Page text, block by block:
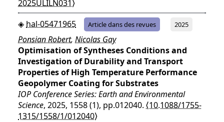
2025ULILN031⟩
hal-05471965
Article dans des revues 2025
Ponsian Robert, Nicolas Gay
Optimisation of Syntheses Conditions and
Investigation of Durability and Transport
Properties of High Temperature Performance
Geopolymer Coating for Substrates
IOP Conference Series: Earth and Environmental
Science, 2025, 1558 (1), pp.012040. ⟨10.1088/1755-
1315/1558/1/012040⟩